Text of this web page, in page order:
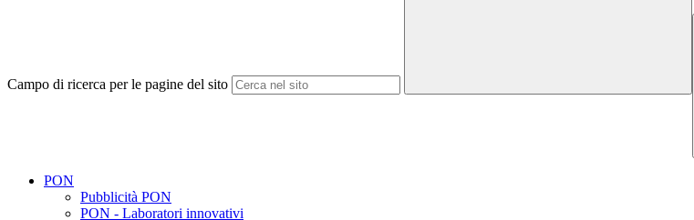
Campo di ricerca per le pagine del sito
PON
Pubblicità PON
PON - Laboratori innovativi